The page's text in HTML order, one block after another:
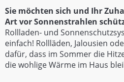
Sie möchten sich und Ihr
Art vor Sonnenstrahlen
Rollladen- und
einfach! Rollläden, Jalousien
dafür, dass im Sommer die
die wohlige Wärme im Haus